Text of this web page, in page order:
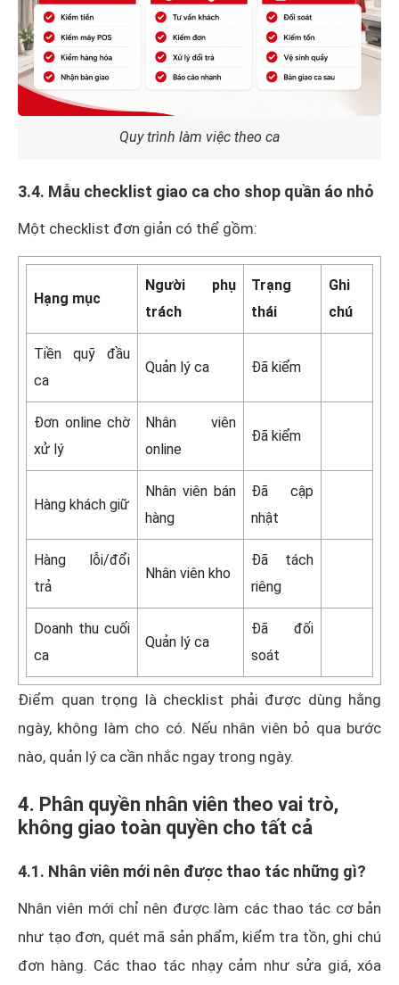
Quy trình làm việc theo ca
3.4. Mẫu checklist giao ca cho shop quần áo nhỏ
Một checklist đơn giản có thể gồm:
Hạng mục
Người phụ
trách
Trạng
thái
Ghi
chú
Tiền quỹ đầu
ca
Quản lý ca Đã kiểm
Đơn online chờ
xử lý
Nhân viên
online
Đã kiểm
Hàng khách giữ
Nhân viên bán
hàng
Đã cập
nhật
Hàng lỗi/đổi
trả
Nhân viên kho
Đã tách
riêng
Doanh thu cuối
ca
Quản lý ca
Đã đối
soát
Điểm quan trọng là checklist phải được dùng hằng
ngày, không làm cho có. Nếu nhân viên bỏ qua bước
nào, quản lý ca cần nhắc ngay trong ngày.
4. Phân quyền nhân viên theo vai trò,
không giao toàn quyền cho tất cả
4.1. Nhân viên mới nên được thao tác những gì?
Nhân viên mới chỉ nên được làm các thao tác cơ bản
như tạo đơn, quét mã sản phẩm, kiểm tra tồn, ghi chú
đơn hàng. Các thao tác nhạy cảm như sửa giá, xóa